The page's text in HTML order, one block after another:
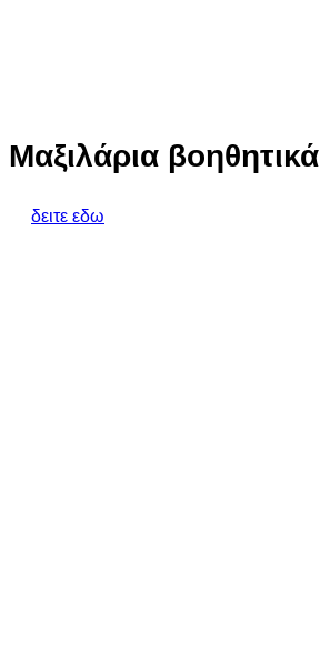
Μαξιλάρια βοηθητικά
δειτε εδω